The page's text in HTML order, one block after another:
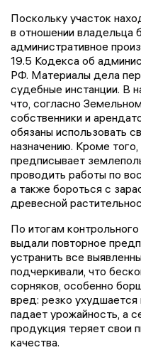
Поскольку участок
в отношении владельца
административное
19.5 Кодекса об
РФ. Материалы дела
судебные инстанции. В
что, согласно
собственники и
обязаны использовать
назначению. Кроме
предписывает
проводить работы по
а также бороться с
древесной
По итогам
выдали повторное
устранить все
подчеркивали, что
сорняков, особенно
вред: резко ухудшается
падает урожайность, а
продукция теряет свои
качества.